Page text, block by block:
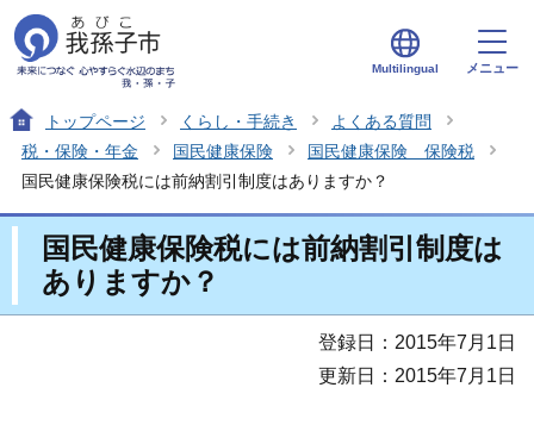
Multilingual メニュー
トップページ くらし・手続き
よくある質問
税・保険・年金
国民健康保険
国民健康保険 保険税
国民健康保険税には前納割引制度はありますか？
国民健康保険税には前納割引制度は
ありますか？
登録日：2015年7月1日
更新日：2015年7月1日